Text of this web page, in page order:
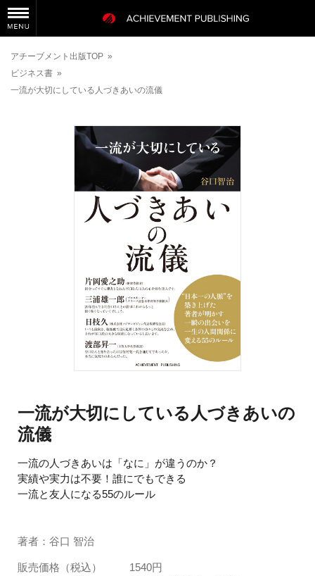
アチーブメント出版TOP »
ビジネス書 »
一流が大切にしている人づきあいの流儀
一流が大切にしている人づきあいの
流儀
一流の人づきあいは「なに」が違うのか？
実績や実力は不要！誰にでもできる
一流と友人になる55のルール
著者：谷口 智治
販売価格（税込）
1540円